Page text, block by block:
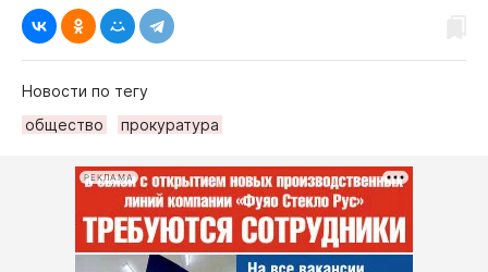
Новости по тегу
общество
прокуратура
РЕКЛАМА